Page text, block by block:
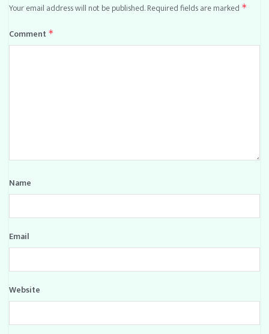
Your email address will not be published.Required fields are marked *
Comment *
Name
Email
Website